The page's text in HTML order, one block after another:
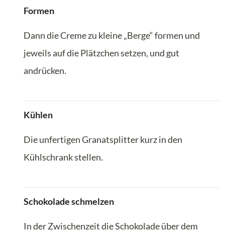
Formen
Dann die Creme zu kleine „Berge“ formen und
jeweils auf die Plätzchen setzen, und gut
andrücken.
Kühlen
Die unfertigen Granatsplitter kurz in den
Kühlschrank stellen.
Schokolade schmelzen
In der Zwischenzeit die Schokolade über dem